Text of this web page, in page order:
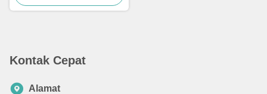
Kontak Cepat
Alamat